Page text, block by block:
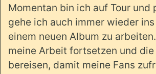
Momentan bin ich auf Tour und
gehe ich auch immer wieder
einem neuen Album zu
meine Arbeit fortsetzen und die
bereisen, damit meine Fans